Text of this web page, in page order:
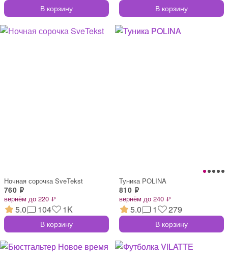
В корзину В корзину
Ночная сорочка SveTekst
760 ₽
вернём до 220 ₽
5.0 104 1K
В корзину
Туника POLINA
810 ₽
вернём до 240 ₽
5.0 1 279
В корзину